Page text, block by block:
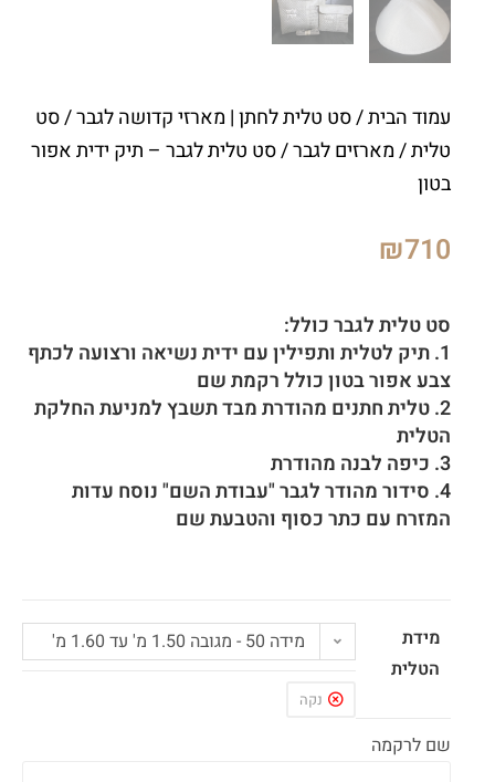
עמוד הבית/סט טלית לחתן | מארזי קדושה לגבר/סט
טלית / מארזים לגבר/ סט טלית לגבר – תיק ידית אפור
בטון
₪710
סט טלית לגבר כולל:
1. תיק לטלית ותפילין עם ידית נשיאה ורצועה לכתף
צבע אפור בטון כולל רקמת שם
2. טלית חתנים מהודרת מבד תשבץ למניעת החלקת
הטלית
3. כיפה לבנה מהודרת
4. סידור מהודר לגבר "עבודת השם" נוסח עדות
המזרח עם כתר כסוף והטבעת שם
מידת
הטלית
מידה 50 - מגובה 1.50 מ' עד 1.60 מ'
נקה
שם לרקמה